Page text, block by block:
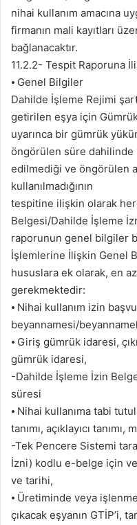
nihai kullanım amacına
firmanın mali kayıtları
bağlanacaktır.
11.2.2- Tespit Raporuna
⦁ Genel Bilgiler
Dahilde İşleme Rejimi
getirilen eşya için
uyarınca bir gümrük
öngörülen süre dahilinde
edilmediği ve öngörülen
kullanılmadığının
tespitine ilişkin olarak
Belgesi/Dahilde İşleme
raporunun genel bilgiler
İşlemlerine İlişkin Genel
hususlara ek olarak, en
gerekmektedir:
⦁ Nihai kullanım izin
beyannamesi/
⦁ Giriş gümrük idaresi,
gümrük idaresi,
-Dahilde İşleme İzin
süresi
⦁ Nihai kullanıma tabi
tanımı, açıklayıcı tanımı,
-Tek Pencere Sistemi
İzni) kodlu e-belge için
ve tarihi,
⦁ Üretiminde veya
çıkacak eşyanın GTİP’i,